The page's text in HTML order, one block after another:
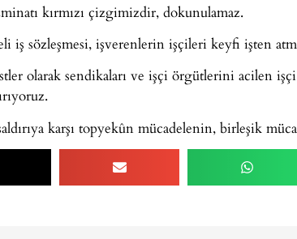
kırmızı çizgimizdir, dokunulamaz.
iş sözleşmesi, işverenlerin işçileri keyfi işten
olarak sendikaları ve işçi örgütlerini acilen işçi
karşı topyekûn mücadelenin, birleşik